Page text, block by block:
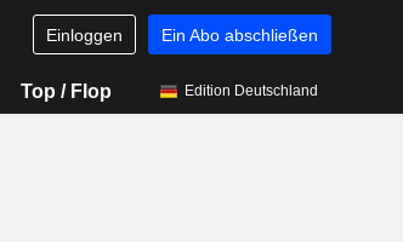
Einloggen Ein Abo abschließen
Top / Flop Edition Deutschland